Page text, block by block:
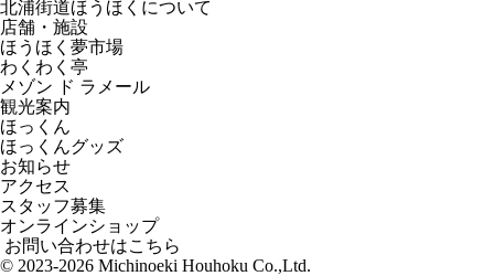
北浦街道ほうほくについて
店舗・施設
ほうほく夢市場
わくわく亭
メゾン ド ラメール
観光案内
ほっくん
ほっくんグッズ
お知らせ
アクセス
スタッフ募集
オンラインショップ
お問い合わせはこちら
© 2023-2026 Michinoeki Houhoku Co.,Ltd.